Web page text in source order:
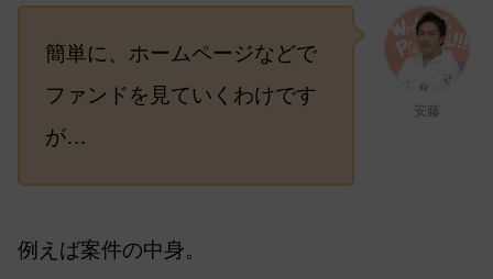
安藤
簡単に、ホームページなどで
ファンドを見ていくわけです
が…
例えば案件の中身。